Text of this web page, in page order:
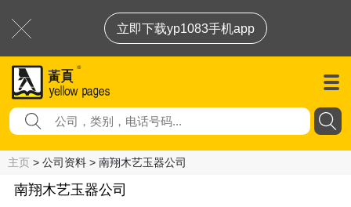
立即下载yp1083手机app
主页 > 公司资料 > 南翔木艺玉器公司
南翔木艺玉器公司